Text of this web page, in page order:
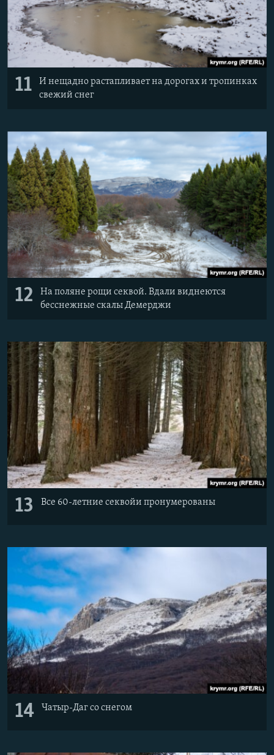
11
И нещадно растапливает на дорогах и тропинках
свежий снег
12
На поляне рощи секвой. Вдали виднеются
бесснежные скалы Демерджи
13 Все 60-летние секвойи пронумерованы
14 Чатыр-Даг со снегом